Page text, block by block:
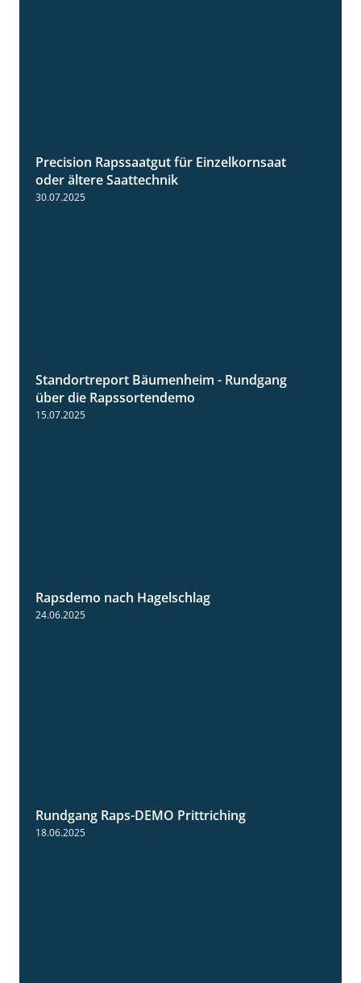
2:05
Precision Rapssaatgut für Einzelkornsaat
oder ältere Saattechnik
30.07.2025
6:03
Standortreport Bäumenheim - Rundgang
über die Rapssortendemo
15.07.2025
Rapsdemo nach Hagelschlag
24.06.2025
Rundgang Raps-DEMO Prittriching
18.06.2025